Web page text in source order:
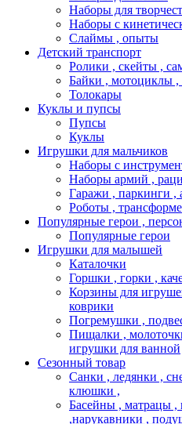
Наборы для
Наборы с
Слаймы , опыты
Детский транспорт
Ролики , скейты ,
Байки , мотоциклы
Толокары
Куклы и пупсы
Пупсы
Куклы
Игрушки для мальчиков
Наборы с
Наборы армий ,
Гаражи , паркинги ,
Роботы ,
Популярные герои ,
Популярные герои
Игрушки для малышей
Каталочки
Горшки , горки ,
Корзины для
коврики
Погремушки ,
Пищалки ,
игрушки для ванной
Сезонный товар
Санки , ледянки ,
клюшки ,
Басейны , матрацы ,
,нарукавники ,